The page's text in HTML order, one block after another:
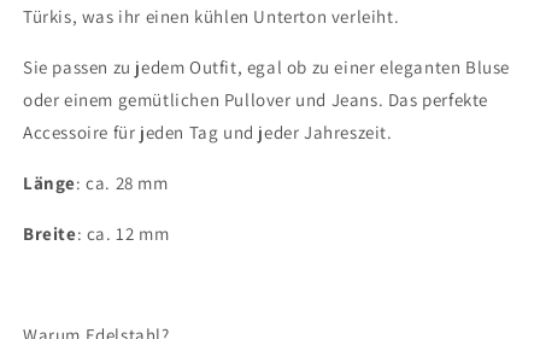
Türkis, was ihr einen kühlen Unterton verleiht.
Sie passen zu jedem Outfit, egal ob zu einer eleganten Bluse
oder einem gemütlichen Pullover und Jeans. Das perfekte
Accessoire für jeden Tag und jeder Jahreszeit.
Länge: ca. 28 mm
Breite: ca. 12 mm